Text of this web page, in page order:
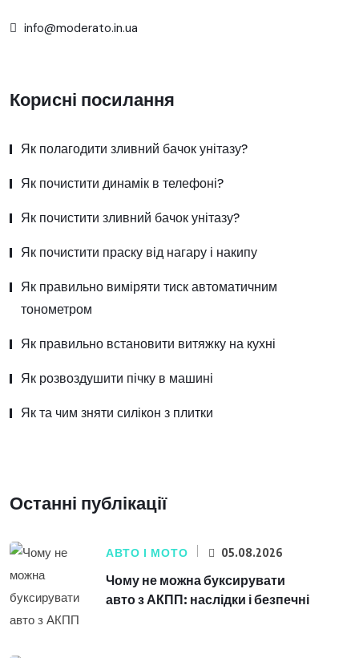
info@moderato.in.ua
Корисні посилання
Як полагодити зливний бачок унітазу?
Як почистити динамік в телефоні?
Як почистити зливний бачок унітазу?
Як почистити праску від нагару і накипу
Як правильно виміряти тиск автоматичним
тонометром
Як правильно встановити витяжку на кухні
Як розвоздушити пічку в машині
Як та чим зняти силікон з плитки
Останні публікації
АВТО І МОТО 05.08.2026
Чому не можна буксирувати
авто з АКПП: наслідки і безпечні